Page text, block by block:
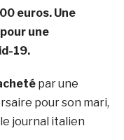
euros. Une
une
19.
par une
pour son mari,
journal italien